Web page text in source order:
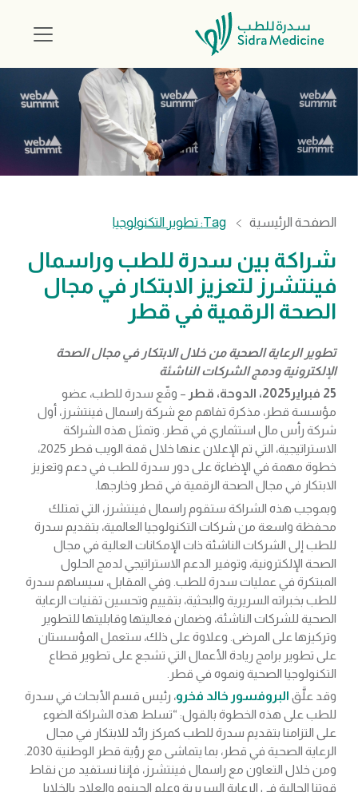
الصفحة الرئيسية Tag: تطوير التكنولوجيا
شراكة بين سدرة للطب وراسمال
فينتشرز لتعزيز الابتكار في مجال
الصحة الرقمية في قطر
تطوير الرعاية الصحية من خلال الابتكار في مجال الصحة
الإلكترونية ودمج الشركات الناشئة
25 فبراير2025، الدوحة، قطر
– وقّع سدرة للطب، عضو
مؤسسة قطر، مذكرة تفاهم مع شركة راسمال فينتشرز، أول
شركة رأس مال استثماري في قطر. وتمثل هذه الشراكة
الاستراتيجية، التي تم الإعلان عنها خلال قمة الويب قطر 2025،
خطوة مهمة في الإضاءة على دور سدرة للطب في دعم وتعزيز
الابتكار في مجال الصحة الرقمية في قطر وخارجها.
وبموجب هذه الشراكة ستقوم راسمال فينتشرز، التي تمتلك
محفظة واسعة من شركات التكنولوجيا العالمية، بتقديم سدرة
للطب إلى الشركات الناشئة ذات الإمكانات العالية في مجال
الصحة الإلكترونية، وتوفير الدعم الاستراتيجي لدمج الحلول
المبتكرة في عمليات سدرة للطب. وفي المقابل، سيساهم سدرة
للطب بخبراته السريرية والبحثية، بتقييم وتحسين تقنيات الرعاية
الصحية للشركات الناشئة، وضمان فعاليتها وقابليتها للتطوير
وتركيزها على المرضى. وعلاوة على ذلك، ستعمل المؤسستان
على تطوير برامج ريادة الأعمال التي تشجع على تطوير قطاع
التكنولوجيا الصحية ونموه في قطر.
وقد علَّق البروفسور خالد فخرو، رئيس قسم الأبحاث في سدرة
للطب على هذه الخطوة بالقول: “تسلط هذه الشراكة الضوء
على التزامنا بتقديم سدرة للطب كمركز رائد للابتكار في مجال
ومن خلال التعاون مع راسمال فينتشرز، فإننا نستفيد من نقاط
قوتنا الحالية في الرعاية السريرية وعلم الجينوم والعلاج بالخلايا